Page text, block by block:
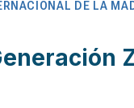
DE LA